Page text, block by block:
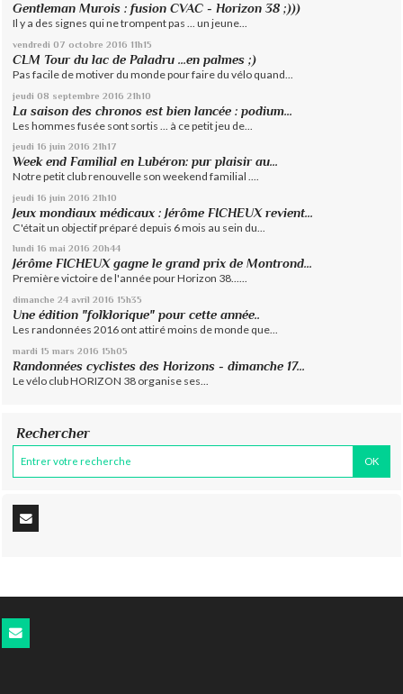
Gentleman Murois : fusion CVAC - Horizon 38 ;)))
Il y a des signes qui ne trompent pas ... un jeune...
vendredi 07 octobre 2016 11h15
CLM Tour du lac de Paladru ...en palmes ;)
Pas facile de motiver du monde pour faire du vélo quand...
jeudi 08 septembre 2016 21h10
La saison des chronos est bien lancée : podium...
Les hommes fusée sont sortis ... à ce petit jeu de...
jeudi 16 juin 2016 21h17
Week end Familial en Lubéron: pur plaisir au...
Notre petit club renouvelle son weekend familial ....
jeudi 16 juin 2016 21h10
Jeux mondiaux médicaux : Jérôme FICHEUX revient...
C'était un objectif préparé depuis 6 mois au sein du...
lundi 16 mai 2016 20h44
Jérôme FICHEUX gagne le grand prix de Montrond...
Première victoire de l'année pour Horizon 38......
dimanche 24 avril 2016 15h35
Une édition "folklorique" pour cette année..
Les randonnées 2016 ont attiré moins de monde que...
mardi 15 mars 2016 15h05
Randonnées cyclistes des Horizons - dimanche 17...
Le vélo club HORIZON 38 organise ses...
Rechercher